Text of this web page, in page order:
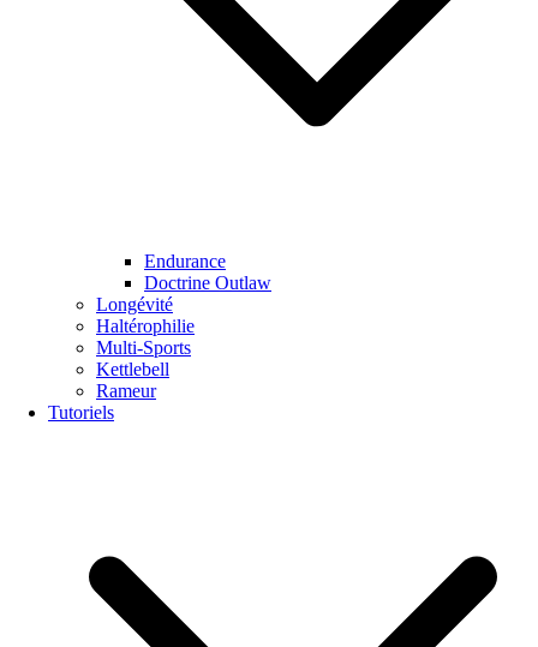
Endurance
Doctrine Outlaw
Longévité
Haltérophilie
Multi-Sports
Kettlebell
Rameur
Tutoriels